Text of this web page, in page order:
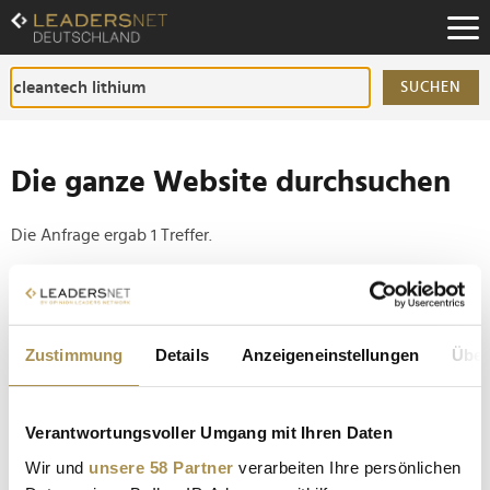
Zustimmung Details Anzeigeneinstellungen
Verantwortungsvoller Umgang mit Ihren Daten
Wir und unsere 58 Partner verarbeiten Ihre persönlichen
Zum
Inhalt
Zur
Fußzeilen-
Navigation
SUCHEN
Die ganze Website durchsuchen
Die Anfrage ergab 1 Treffer.
Tipp
Setzen Sie die gesuchten Wörter zwischen
Anführungszeichen: zb "Vorname Nachname".
"Unser Lithium erfüllt die hohen Ansprüche an
batteriefähiges Material"